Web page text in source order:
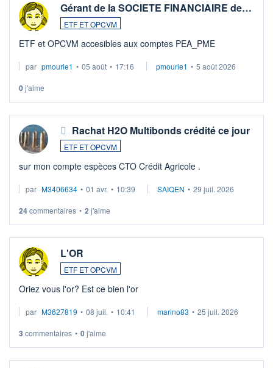
Gérant de la SOCIETE FINANCIAIRE de…
ETF ET OPCVM
ETF et OPCVM accesibles aux comptes PEA_PME
par pmourie1 • 05 août • 17:16 pmourie1 • 5 août 2026
0j'aime
Rachat H2O Multibonds crédité ce jour
ETF ET OPCVM
sur mon compte espèces CTO Crédit Agricole .
par M3406634 • 01 avr. • 10:39 SAIQEN • 29 juil. 2026
24commentaires • 2 j'aime
L'OR
ETF ET OPCVM
Oriez vous l'or? Est ce bien l'or
par M3627819 • 08 juil. • 10:41 marino83 • 25 juil. 2026
3 commentaires • 0j'aime